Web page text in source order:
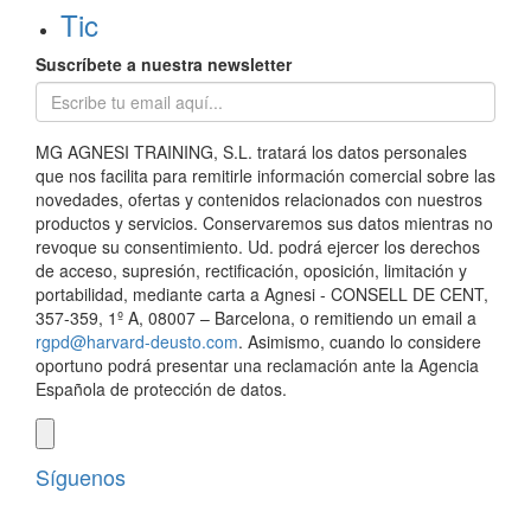
Tic
Suscríbete a nuestra newsletter
MG AGNESI TRAINING, S.L. tratará los datos personales
que nos facilita para remitirle información comercial sobre las
novedades, ofertas y contenidos relacionados con nuestros
productos y servicios. Conservaremos sus datos mientras no
revoque su consentimiento. Ud. podrá ejercer los derechos
de acceso, supresión, rectificación, oposición, limitación y
portabilidad, mediante carta a Agnesi - CONSELL DE CENT,
357-359, 1º A, 08007 – Barcelona, o remitiendo un email a
rgpd@harvard-deusto.com. Asimismo, cuando lo considere
oportuno podrá presentar una reclamación ante la Agencia
Española de protección de datos.
Síguenos